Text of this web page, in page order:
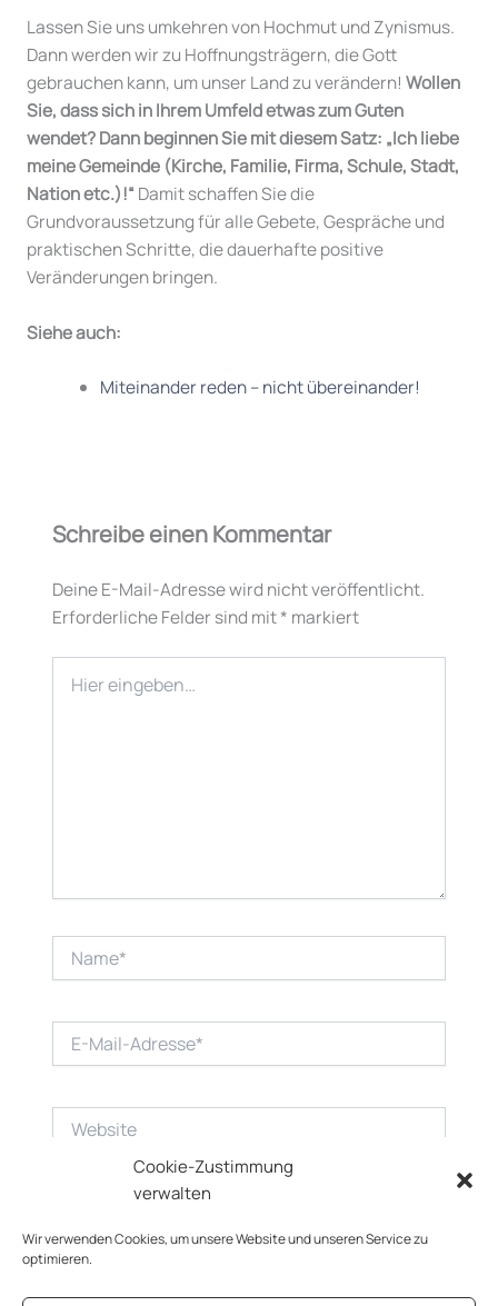
Cookie-Zustimmung
verwalten
Wir verwenden Cookies, um unsere Website und unseren Service zu
optimieren.
Lassen Sie uns umkehren von Hochmut und Zynismus.
Dann werden wir zu Hoffnungsträgern, die Gott
gebrauchen kann, um unser Land zu verändern! Wollen
Sie, dass sich in Ihrem Umfeld etwas zum Guten
wendet? Dann beginnen Sie mit diesem Satz: „Ich liebe
meine Gemeinde (Kirche, Familie, Firma, Schule, Stadt,
Nation etc.)!“ Damit schaffen Sie die
Grundvoraussetzung für alle Gebete, Gespräche und
praktischen Schritte, die dauerhafte positive
Veränderungen bringen.
Siehe auch:
Miteinander reden – nicht übereinander!
Schreibe einen Kommentar
Deine E-Mail-Adresse wird nicht veröffentlicht.
Erforderliche Felder sind mit* markiert
eingeben…
Mail-